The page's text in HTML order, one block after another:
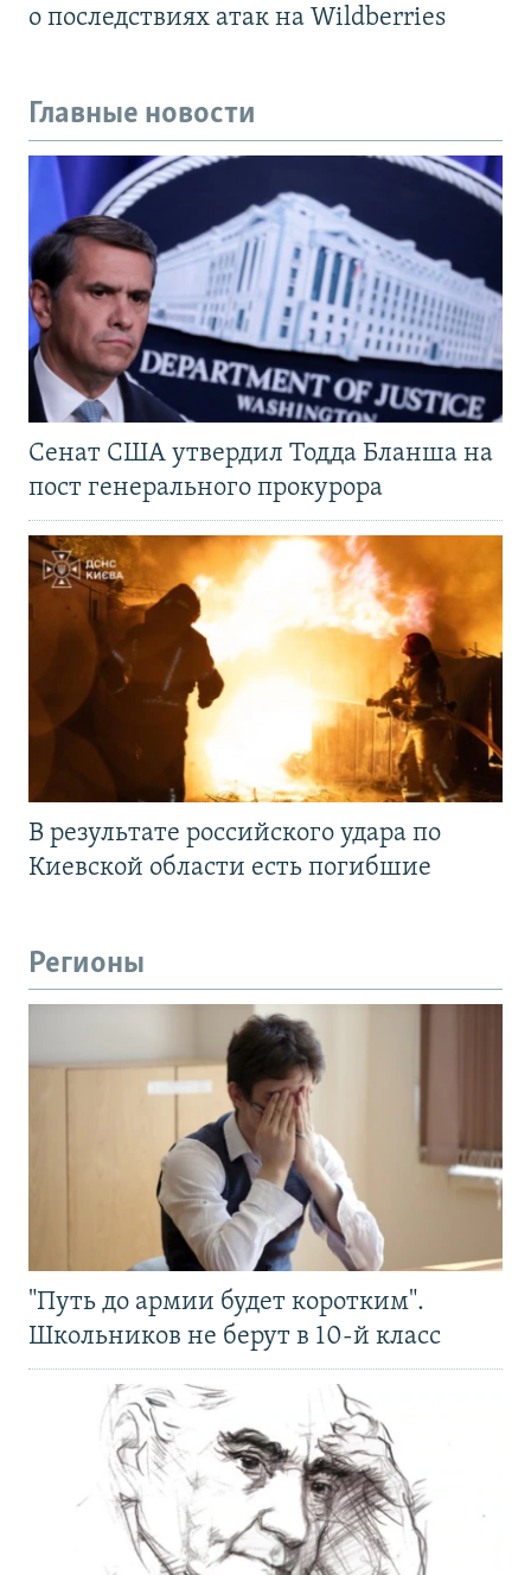
о последствиях атак на Wildberries
Главные новости
Сенат США утвердил Тодда Бланша на
пост генерального прокурора
В результате российского удара по
Киевской области есть погибшие
Регионы
"Путь до армии будет коротким".
Школьников не берут в 10-й класс